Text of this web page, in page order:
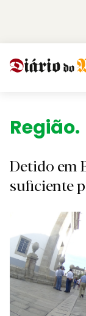
Região.
Detido em
suficiente